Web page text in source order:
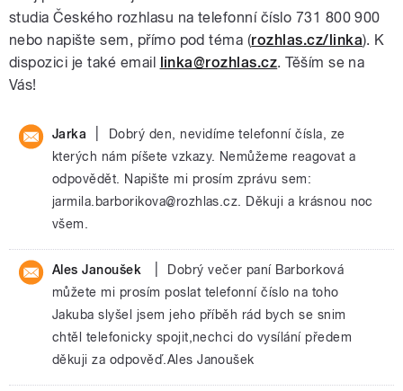
studia Českého rozhlasu na telefonní číslo 731 800 900
nebo napište sem, přímo pod téma (rozhlas.cz/linka). K
dispozici je také email linka@rozhlas.cz. Těším se na
Vás!
Jarka
Dobrý den, nevidíme telefonní čísla, ze
kterých nám píšete vzkazy. Nemůžeme reagovat a
odpovědět. Napište mi prosím zprávu sem:
jarmila.barborikova@rozhlas.cz. Děkuji a krásnou noc
všem.
Ales Janoušek
Dobrý večer paní Barborková
můžete mi prosím poslat telefonní číslo na toho
Jakuba slyšel jsem jeho příběh rád bych se snim
chtěl telefonicky spojit,nechci do vysílání předem
děkuji za odpověď.Ales Janoušek